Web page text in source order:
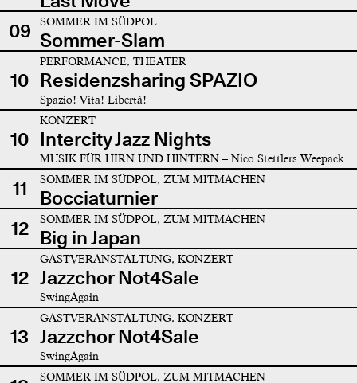
09
SOMMER IM SÜDPOL
Sommer-Slam
10
PERFORMANCE, THEATER
Residenzsharing SPAZIO
Spazio! Vita! Libertà!
10
KONZERT
Intercity Jazz Nights
MUSIK FÜR HIRN UND HINTERN – Nico Stettlers Weepack
11 SOMMER IM SÜDPOL, ZUM MITMACHEN
Bocciaturnier
12
SOMMER IM SÜDPOL, ZUM MITMACHEN
Big in Japan
12
GASTVERANSTALTUNG, KONZERT
Jazzchor Not4Sale
SwingAgain
13
GASTVERANSTALTUNG, KONZERT
Jazzchor Not4Sale
SwingAgain
SOMMER IM SÜDPOL, ZUM MITMACHEN